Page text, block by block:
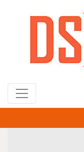
hovedindhold